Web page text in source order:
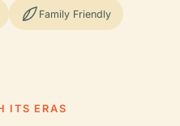
Family Friendly
ITS ERAS